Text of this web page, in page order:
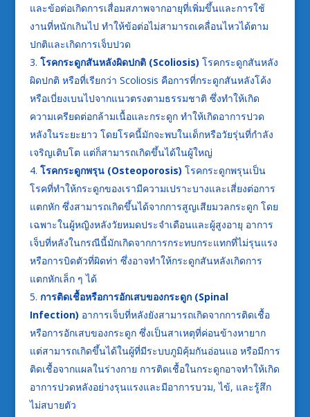
และข้อต่อเกิดการเสื่อมสภาพจากอายุที่เพิ่มขึ้นและการใช้
งานที่หนักเกินไป ทำให้ข้อต่อไม่สามารถเคลื่อนไหวได้ตาม
ปกติและเกิดการเจ็บปวด
โรคกระดูกสันหลังผิดปกติ (Scoliosis) โรคกระดูกสันหลัง
ผิดปกติ หรือที่เรียกว่า Scoliosis คือการที่กระดูกสันหลังโค้ง
หรือเบี่ยงเบนไปจากแนวตรงตามธรรมชาติ ซึ่งทำให้เกิด
ความเครียดต่อกล้ามเนื้อและกระดูก ทำให้เกิดอาการปวด
หลังในระยะยาว โดยโรคนี้มักจะพบในเด็กหรือวัยรุ่นที่กำลัง
เจริญเติบโต แต่ก็สามารถเกิดขึ้นได้ในผู้ใหญ่
โรคกระดูกพรุน (Osteoporosis) โรคกระดูกพรุนเป็น
โรคที่ทำให้กระดูกของเรามีความเปราะบางและเสี่ยงต่อการ
แตกหัก ซึ่งสามารถเกิดขึ้นได้จากการสูญเสียมวลกระดูก โดย
เฉพาะในผู้หญิงหลังวัยหมดประจำเดือนและผู้สูงอายุ อาการ
เจ็บที่หลังในกรณีนี้มักเกิดจากการกระทบกระแทกที่ไม่รุนแรง
หรือการบิดตัวที่ผิดท่า ซึ่งอาจทำให้กระดูกสันหลังเกิดการ
แตกหักเล็ก ๆ ได้
การติดเชื้อหรือการอักเสบของกระดูก (Spinal
Infection) อาการเจ็บที่หลังยังสามารถเกิดจากการติดเชื้อ
หรือการอักเสบของกระดูก ซึ่งเป็นสาเหตุที่ค่อนข้างหายาก
แต่สามารถเกิดขึ้นได้ในผู้ที่มีระบบภูมิคุ้มกันอ่อนแอ หรือมีการ
ติดเชื้อจากแผลในร่างกาย การติดเชื้อในกระดูกอาจทำให้เกิด
อาการปวดหลังอย่างรุนแรงและมีอาการบวม, ไข้, และรู้สึก
ไม่สบายตัว